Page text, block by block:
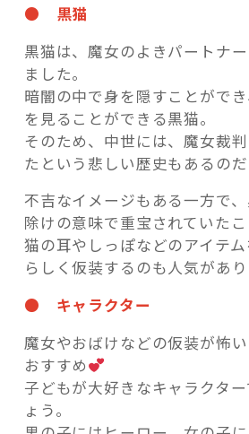
● 黒猫
黒猫は、魔女のよきパートナ
ました。
暗闇の中で身を隠すことがで
を見ることができる黒猫。
そのため、中世には、魔女裁
たという悲しい歴史もあるのだ
不吉なイメージもある一方で
除けの意味で重宝されていたこ
猫の耳やしっぽなどのアイテ
らしく仮装するのも人気があ
● キャラクター
魔女やおばけなどの仮装が怖
おすすめ
子どもが大好きなキャラクタ
ょう。